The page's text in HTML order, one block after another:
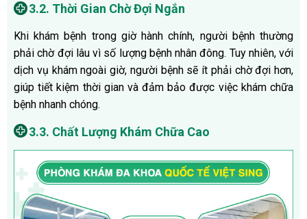
3.2. Thời Gian Chờ Đợi Ngắn
Khi khám bệnh trong giờ hành chính, người bệnh thường
phải chờ đợi lâu vì số lượng bệnh nhân đông. Tuy nhiên, với
dịch vụ khám ngoài giờ, người bệnh sẽ ít phải chờ đợi hơn,
giúp tiết kiệm thời gian và đảm bảo được việc khám chữa
bệnh nhanh chóng.
3.3. Chất Lượng Khám Chữa Cao